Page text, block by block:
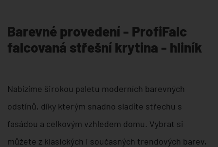
Barevné provedení - ProfiFalc
falcovaná střešní krytina - hliník
Nabízíme širokou paletu moderních barevných
odstínů, díky kterým snadno sladíte střechu s
fasádou a celkovým vzhledem domu. Vybrat si
můžete z klasických i současných trendových barev,